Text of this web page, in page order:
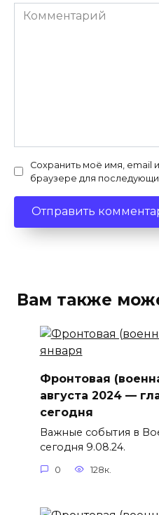
Комментарий
Сохранить моё имя, email
браузере для
Вам также
Фронтовая
августа 2024 —
сегодня
Важные события в
сегодня 9.08.24.
0 128к.